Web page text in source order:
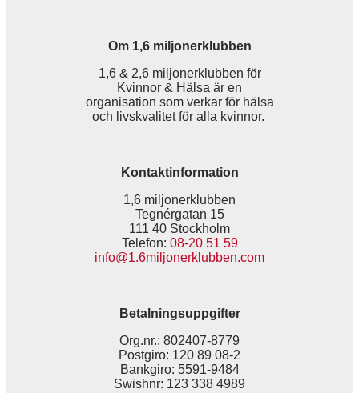
Om 1,6 miljonerklubben
1,6 & 2,6 miljonerklubben för
Kvinnor & Hälsa är en
organisation som verkar för hälsa
och livskvalitet för alla kvinnor.
Kontaktinformation
1,6 miljonerklubben
Tegnérgatan 15
111 40 Stockholm
Telefon: 08-20 51 59
info@1.6miljonerklubben.com
Betalningsuppgifter
Org.nr.: 802407-8779
Postgiro: 120 89 08-2
Bankgiro: 5591-9484
Swishnr: 123 338 4989